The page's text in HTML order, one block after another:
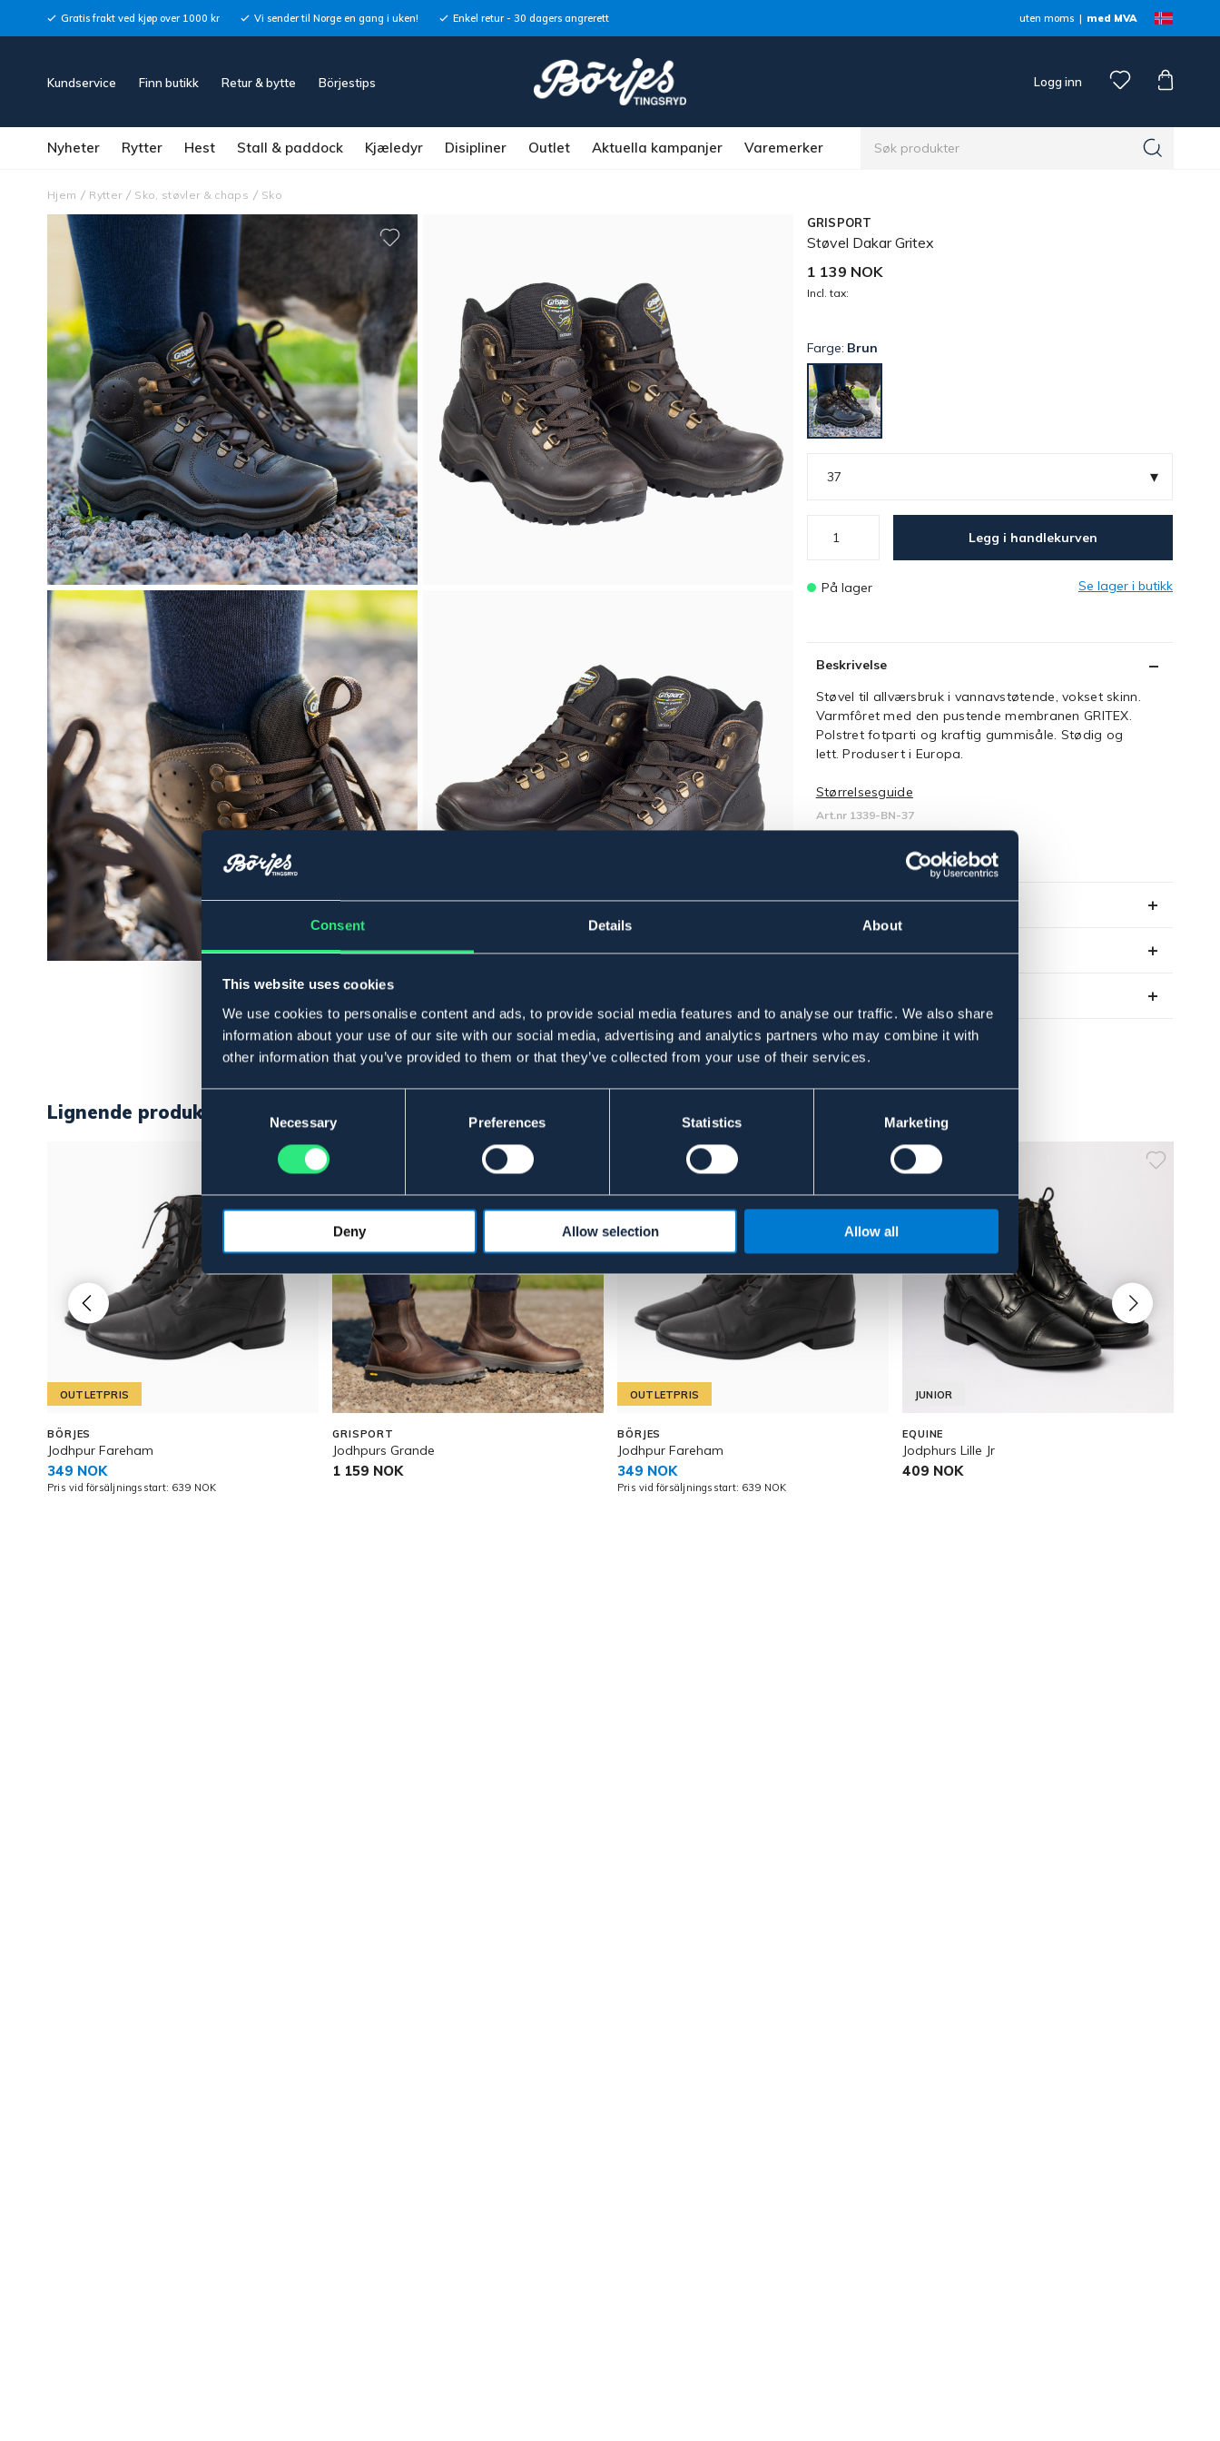
Consent Details About
This website uses cookies
We use cookies to personalise content and ads, to provide social media features and to analyse our traffic. We also share
information about your use of our site with our social media, advertising and analytics partners who may combine it with
other information that you’ve provided to them or that they’ve collected from your use of their services.
Selection
Necessary Preferences Statistics Marketing
Deny Allow selection Allow all
Gratis frakt ved kjøp over 1000 kr Vi sender til Norge en gang i uken! Enkel retur - 30 dagers angrerett uten moms med MVA
Kundservice Finn butikk Retur & bytte Börjestips Logg inn
Nyheter Rytter Hest Stall & paddock Kjæledyr Disipliner Outlet Aktuella kampanjer Varemerker
Hjem Rytter Sko, støvler & chaps Sko
GRISPORT
Støvel Dakar Gritex
1 139 NOK
Incl. tax:
Farge: Brun
37 ▾
Legg i handlekurven
På lager Se lager i butikk
Beskrivelse
Støvel til allværsbruk i vannavstøtende, vokset skinn.
Varmfôret med den pustende membranen GRITEX.
Polstret fotparti og kraftig gummisåle. Stødig og
lett. Produsert i Europa.
Størrelsesguide
Art.nr 1339-BN-37
Se lager i butikk
Anmeldelser
Lignende produkter
OUTLETPRIS
BÖRJES
Jodhpur Fareham
349 NOK
Pris vid försäljningsstart: 639 NOK
GRISPORT
Jodhpurs Grande
1 159 NOK
OUTLETPRIS
BÖRJES
Jodhpur Fareham
349 NOK
Pris vid försäljningsstart: 639 NOK
JUNIOR
EQUINE
Jodphurs Lille Jr
409 NOK